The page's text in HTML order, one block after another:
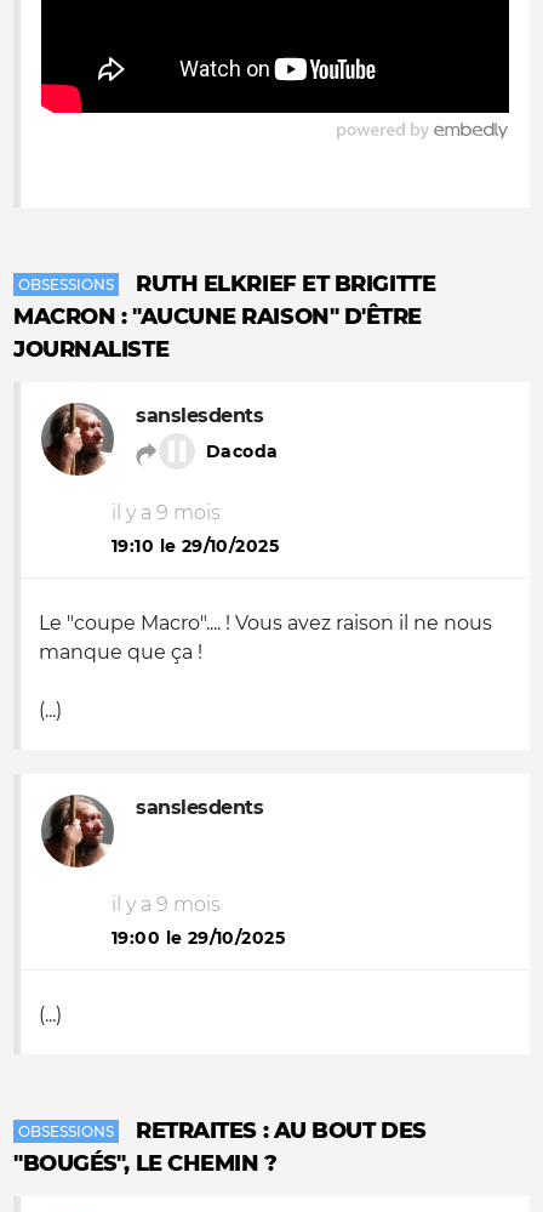
OBSESSIONS
RUTH ELKRIEF ET BRIGITTE
MACRON : "AUCUNE RAISON" D'ÊTRE
JOURNALISTE
sanslesdents
Dacoda
il y a 9 mois
19:10 le 29/10/2025
Le "coupe Macro".... ! Vous avez raison il ne nous
manque que ça !
(...)
sanslesdents
il y a 9 mois
19:00 le 29/10/2025
(...)
OBSESSIONS
RETRAITES : AU BOUT DES
"BOUGÉS", LE CHEMIN ?